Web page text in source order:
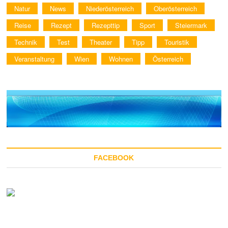
Natur
News Niederösterreich
Oberösterreich
Reise
Rezept Rezepttip Sport
Steiermark
Technik
Test Theater Tipp
Touristik
Veranstaltung
Wien Wohnen Österreich
FACEBOOK